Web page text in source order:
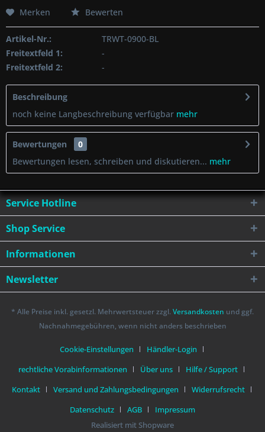
Merken Bewerten
Artikel-Nr.:
TRWT-0900-BL
Freitextfeld 1:
-
Freitextfeld 2:
-
Beschreibung
noch keine Langbeschreibung verfügbar mehr
Bewertungen
0
Bewertungen lesen, schreiben und diskutieren... mehr
Service Hotline
Shop Service
Informationen
Newsletter
* Alle Preise inkl. gesetzl. Mehrwertsteuer zzgl. Versandkosten und ggf.
Nachnahmegebühren, wenn nicht anders beschrieben
Cookie-Einstellungen
Händler-Login
rechtliche Vorabinformationen
Über uns
Hilfe / Support
Kontakt
Versand und Zahlungsbedingungen
Widerrufsrecht
Datenschutz
AGB
Impressum
Realisiert mit Shopware